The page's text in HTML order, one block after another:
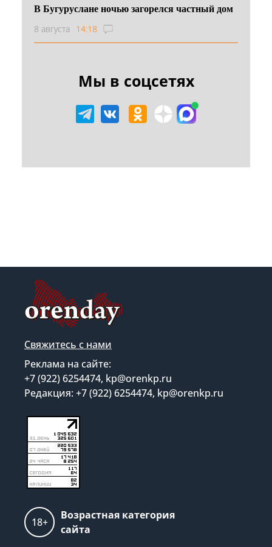
В Бугуруслане ночью загорелся частный дом
8 августа 14:18
Мы в соцсетях
Свяжитесь с нами
Реклама на сайте:
+7 (922) 6254474, kp@orenkp.ru
Редакция: +7 (922) 6254474, kp@orenkp.ru
18+
Возрастная категория
сайта